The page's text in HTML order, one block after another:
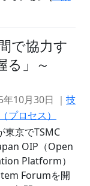
で協力す
る」～
10月30日 ｜ 技
プロセス）
東京でTSMC
OIP（Open
Platform）
Forumを開